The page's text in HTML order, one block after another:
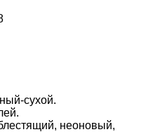
сухой.
неоновый,